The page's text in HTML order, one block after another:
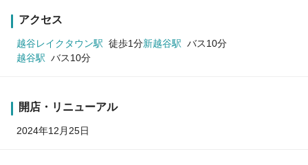
アクセス
越谷レイクタウン駅 徒歩1分新越谷駅 バス10分
越谷駅 バス10分
開店・リニューアル
2024年12月25日